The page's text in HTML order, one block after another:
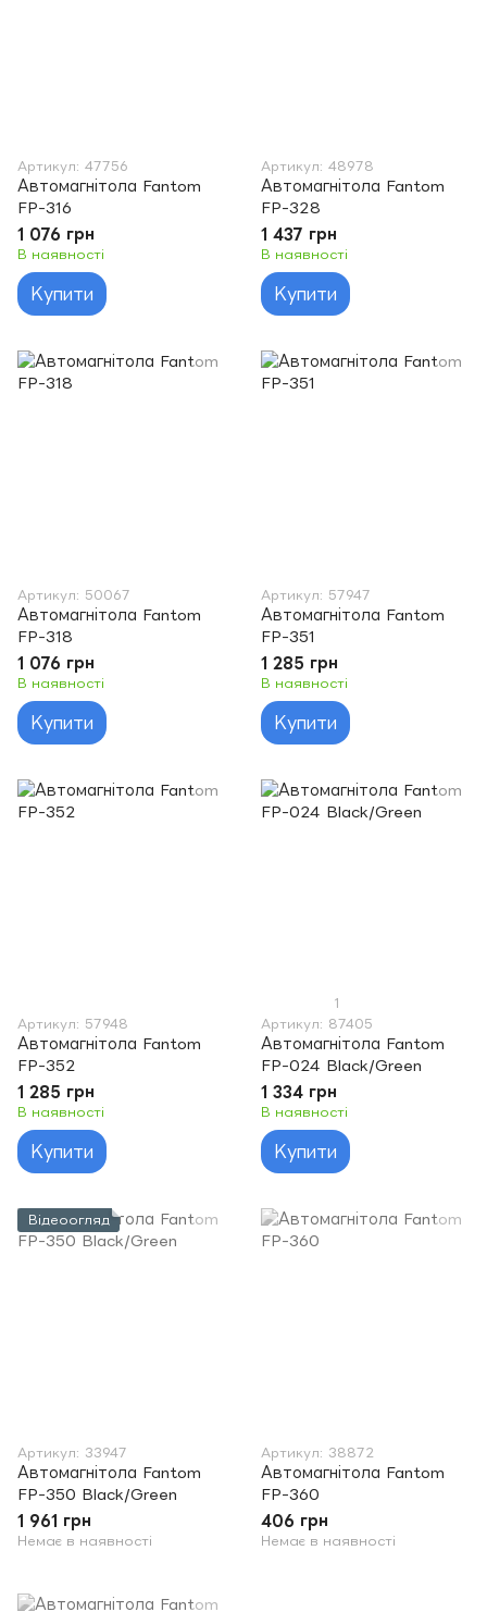
Артикул: 47756
Автомагнітола Fantom
FP-316
1 076 грн
В наявності
Купити
Артикул: 48978
Автомагнітола Fantom
FP-328
1 437 грн
В наявності
Купити
Артикул: 50067
Автомагнітола Fantom
FP-318
1 076 грн
В наявності
Купити
Артикул: 57947
Автомагнітола Fantom
FP-351
1 285 грн
В наявності
Купити
Артикул: 57948
Автомагнітола Fantom
FP-352
1 285 грн
В наявності
Купити
1
Артикул: 87405
Автомагнітола Fantom
FP-024 Black/Green
1 334 грн
В наявності
Купити
Відеоогляд
Артикул: 33947
Автомагнітола Fantom
FP-350 Black/Green
1 961 грн
Немає в наявності
Артикул: 38872
Автомагнітола Fantom
FP-360
406 грн
Немає в наявності